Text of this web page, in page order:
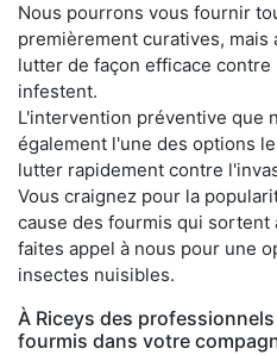
Nous pourrons vous fournir
premièrement curatives,
lutter de façon efficace
infestent.
L'intervention préventive que
également l'une des options
lutter rapidement contre
Vous craignez pour la
cause des fourmis qui sortent
faites appel à nous pour une
insectes nuisibles.
À Riceys des
fourmis dans votre